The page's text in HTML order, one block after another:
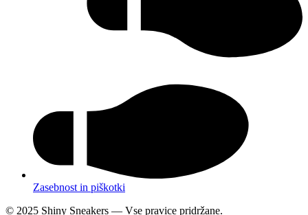
Zasebnost in piškotki
© 2025 Shiny Sneakers — Vse pravice pridržane.